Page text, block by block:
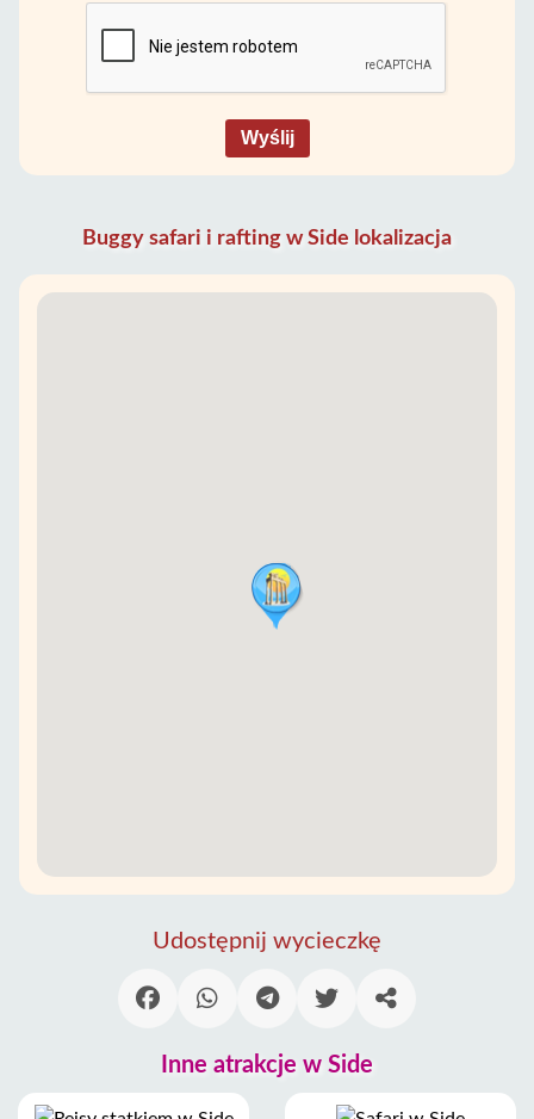
Wyślij
Buggy safari i rafting w Side lokalizacja
Udostępnij wycieczkę
Inne atrakcje w Side